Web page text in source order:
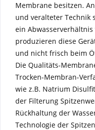
Membrane besitzen.
und veralteter Technik
ein
produzieren diese
und nicht frisch beim
Die Qualitäts-
Trocken-Membran-
wie z.B. Natrium
der Filterung
Rückhaltung der
Technologie der